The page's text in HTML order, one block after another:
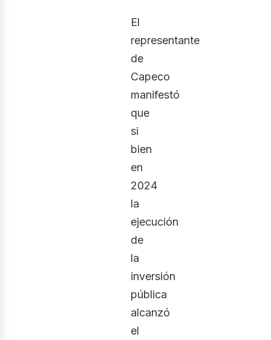
El
representante
de
Capeco
manifestó
que
si
bien
en
2024
la
ejecución
de
la
inversión
pública
alcanzó
el